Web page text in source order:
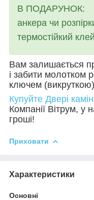
В ПОДАРУНОК:
анкера чи
термостійкий клей
Вам залишається
і забити молотком
ключем
Купуйте Двері
Компанії Вітрум, у
гроші!
Приховати
Характеристики
Основні